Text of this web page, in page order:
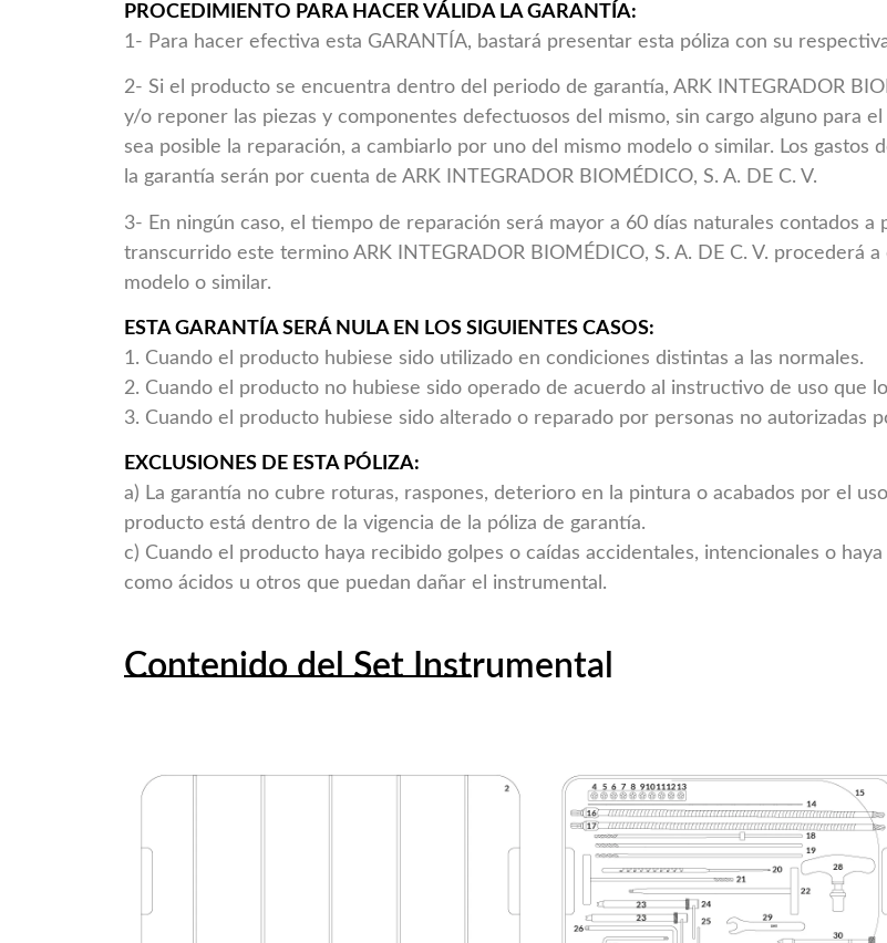
PROCEDIMIENTO PARA HACER VÁLIDA LA GARANTÍA:
1- Para hacer efectiva esta GARANTÍA, bastará presentar esta póliza con su
2- Si el producto se encuentra dentro del periodo de garantía, ARK INTEGRADOR
y/o reponer las piezas y componentes defectuosos del mismo, sin cargo alguno para
sea posible la reparación, a cambiarlo por uno del mismo modelo o similar. Los
la garantía serán por cuenta de ARK INTEGRADOR BIOMÉDICO, S. A. DE C. V.
3- En ningún caso, el tiempo de reparación será mayor a 60 días naturales contados
transcurrido este termino ARK INTEGRADOR BIOMÉDICO, S. A. DE C. V.
modelo o similar.
ESTA GARANTÍA SERÁ NULA EN LOS SIGUIENTES CASOS:
1. Cuando el producto hubiese sido utilizado en condiciones distintas a las normales.
2. Cuando el producto no hubiese sido operado de acuerdo al instructivo de uso que
3. Cuando el producto hubiese sido alterado o reparado por personas no autorizadas
EXCLUSIONES DE ESTA PÓLIZA:
a) La garantía no cubre roturas, raspones, deterioro en la pintura o acabados por el
producto está dentro de la vigencia de la póliza de garantía.
c) Cuando el producto haya recibido golpes o caídas accidentales, intencionales o
como ácidos u otros que puedan dañar el instrumental.
Contenido del Set Instrumental